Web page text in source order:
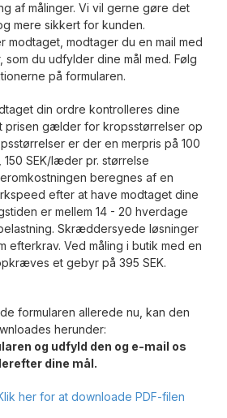
af målinger. Vi vil gerne gøre det
mere sikkert for kunden.
modtaget, modtager du en mail med
som du udfylder dine mål med. Følg
på formularen.
din ordre kontrolleres dine
prisen gælder for kropsstørrelser op
er der en merpris på 100
150 SEK/læder pr. størrelse
beregnes af en
efter at have modtaget dine
er mellem 14 - 20 hverdage
Skræddersyede løsninger
efterkrav. Ved måling i butik med en
et gebyr på 395 SEK.
formularen allerede nu, kan den
herunder:
og udfyld den og e-mail os
dine mål.
her for at downloade PDF-filen